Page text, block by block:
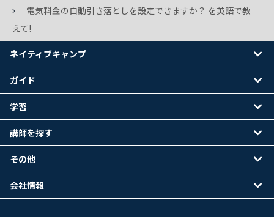
電気料金の自動引き落としを設定できますか？ を英語で教
えて!
ネイティブキャンプ
ガイド
学習
講師を探す
その他
会社情報